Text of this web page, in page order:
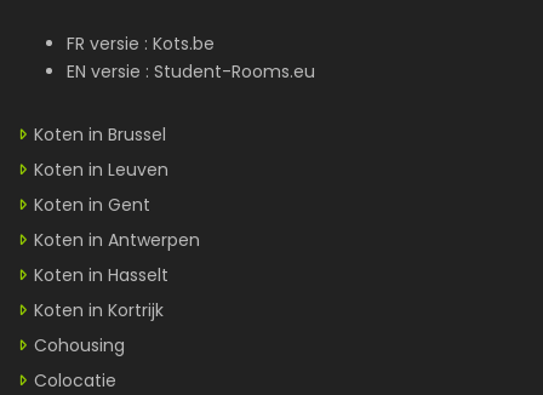
FR versie : Kots.be
EN versie : Student-Rooms.eu
Koten in Brussel
Koten in Leuven
Koten in Gent
Koten in Antwerpen
Koten in Hasselt
Koten in Kortrijk
Cohousing
Colocatie